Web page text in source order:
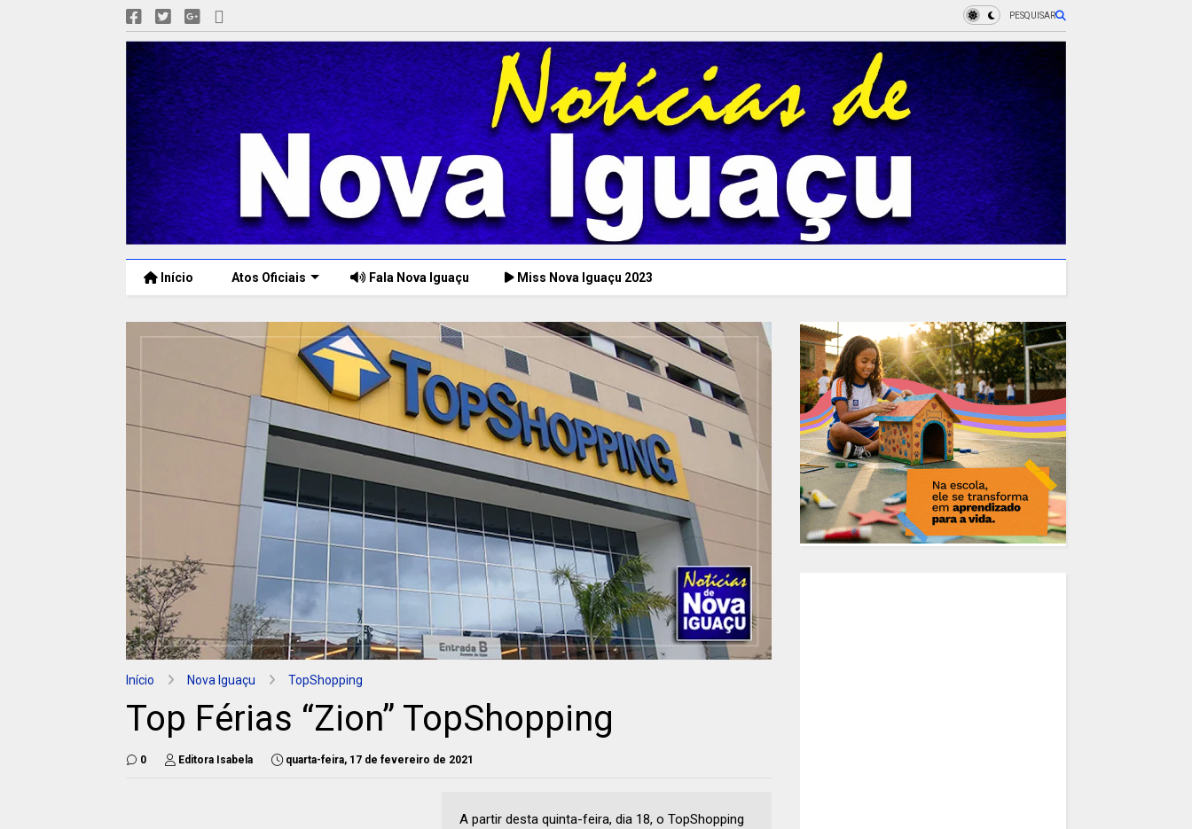
PESQUISAR
Início Atos Oficiais Fala Nova Iguaçu Miss Nova Iguaçu 2023
Início Nova Iguaçu TopShopping
Top Férias “Zion” TopShopping
0 Editora Isabela quarta-feira, 17 de fevereiro de 2021
A partir desta quinta-feira, dia 18, o TopShopping